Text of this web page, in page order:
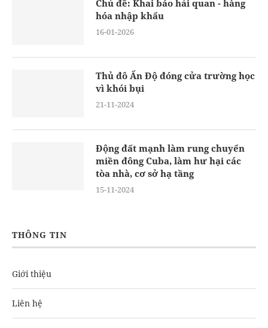
Chủ đề: Khai báo hải quan - hàng
hóa nhập khẩu
16-01-2026
Thủ đô Ấn Độ đóng cửa trường học
vì khói bụi
21-11-2024
Động đất mạnh làm rung chuyển
miền đông Cuba, làm hư hại các
tòa nhà, cơ sở hạ tầng
15-11-2024
THÔNG TIN
Giới thiệu
Liên hệ